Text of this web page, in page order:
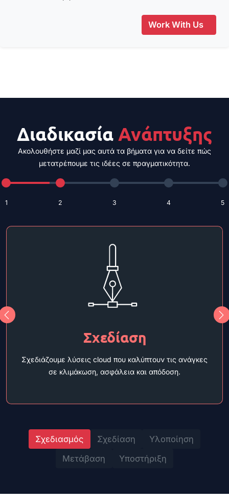
Work With Us
Διαδικασία Ανάπτυξης
Ακολουθήστε μαζί μας αυτά τα βήματα για να δείτε πώς
μετατρέπουμε τις ιδέες σε πραγματικότητα.
1 2 3 4 5
Σχεδίαση
Σχεδιάζουμε λύσεις cloud που καλύπτουν τις ανάγκες
σε κλιμάκωση, ασφάλεια και απόδοση.
Σχεδιασμός Σχεδίαση
Υλοποίηση
Μετάβαση
Υποστήριξη